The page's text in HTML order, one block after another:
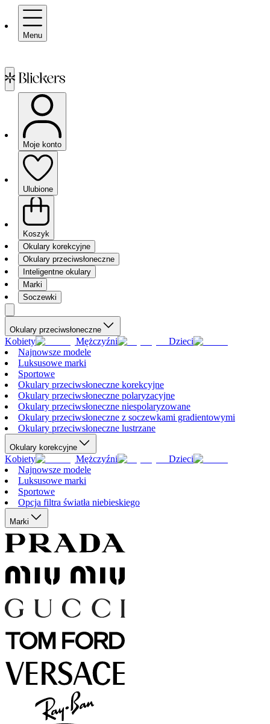
Menu
Moje konto
Ulubione
Koszyk
Okulary korekcyjne
Okulary przeciwsłoneczne
Inteligentne okulary
Marki
Soczewki
Okulary przeciwsłoneczne
Kobiety Mężczyźni
Dzieci
Najnowsze modele
Luksusowe marki
Sportowe
Okulary przeciwsłoneczne korekcyjne
Okulary przeciwsłoneczne polaryzacyjne
Okulary przeciwsłoneczne niespolaryzowane
Okulary przeciwsłoneczne z soczewkami gradientowymi
Okulary przeciwsłoneczne lustrzane
Okulary korekcyjne
Kobiety Mężczyźni
Dzieci
Najnowsze modele
Luksusowe marki
Sportowe
Opcja filtra światła niebieskiego
Marki